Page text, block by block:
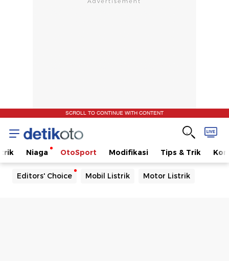
SCROLL TO CONTINUE WITH CONTENT
Niaga OtoSport Modifikasi Tips & Trik
Editors' Choice Mobil Listrik Motor Listrik